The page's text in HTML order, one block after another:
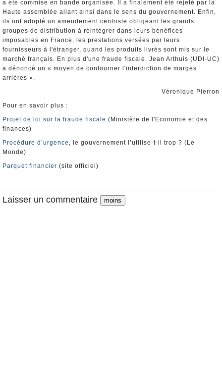
a été commise en bande organisée. Il a finalement été rejeté par la
Haute assemblée allant ainsi dans le sens du gouvernement. Enfin,
ils ont adopté un amendement centriste obligeant les grands
groupes de distribution à réintégrer dans leurs bénéfices
imposables en France, les prestations versées par leurs
fournisseurs à l'étranger, quand les produits livrés sont mis sur le
marché français. En plus d'une fraude fiscale, Jean Arthuis (UDI-UC)
a dénoncé un « moyen de contourner l'interdiction de marges
arrières ».
Véronique Pierron
Pour en savoir plus :
Projet de loi sur la fraude fiscale (Ministère de l'Economie et des
finances)
Procédure d’urgence , le gouvernement l’utilise-t-il trop ? (Le
Monde)
Parquet financier (site officiel)
Laisser un commentaire